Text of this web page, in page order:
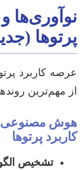
نوآوری‌ها
پرتوها
عرصه کاربرد
از مهم‌ترین
کاربرد پرتوها
تشخیص